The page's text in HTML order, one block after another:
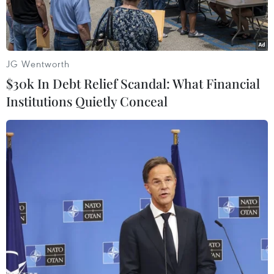
Bệnh nhân có khối u xơ tuyến vú phải, u kích thước lớn với
đường kính khoảng 25cm. (Ảnh: PV/Vietnam+)
JG Wentworth
$30k In Debt Relief Scandal: What Financial
Institutions Quietly Conceal